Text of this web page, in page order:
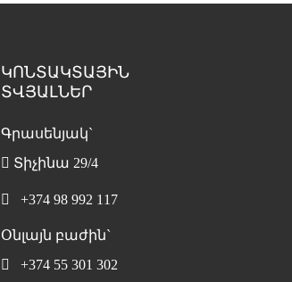
ԿՈՆՏԱԿՏԱՅԻՆ
ՏՎՅԱԼՆԵՐ
Գրասենյակ`
Տիչինա 29/4
+374 98 992 117
Օնլայն բաժին`
+374 55 301 302